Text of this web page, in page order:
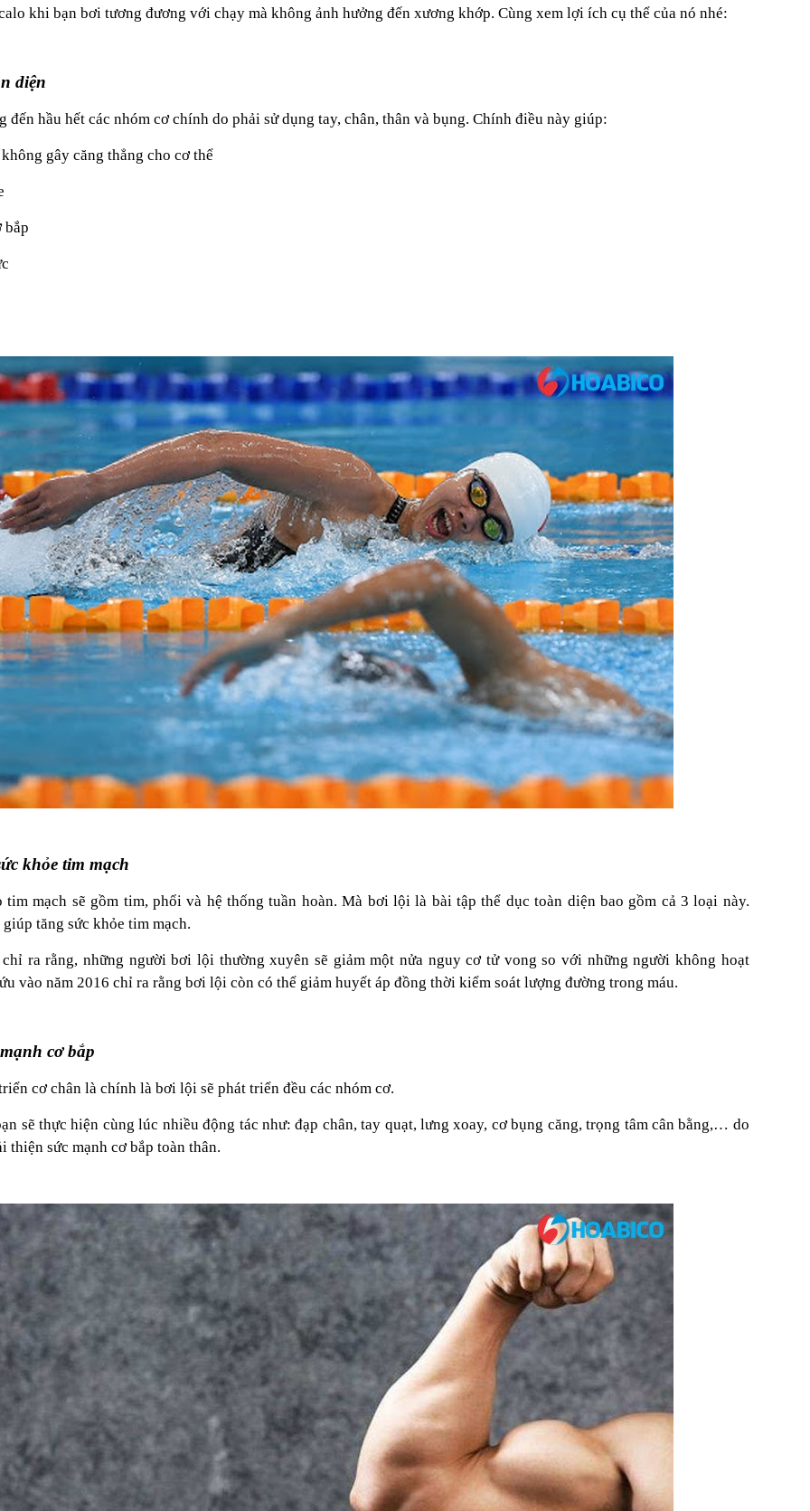
khi bạn bơi tương đương với chạy mà không ảnh hưởng đến xương khớp. Cùng xem lợi ích cụ thể của nó nhé:
diện
đến hầu hết các nhóm cơ chính do phải sử dụng tay, chân, thân và bụng. Chính điều này giúp:
gây căng thẳng cho cơ thể
bắp
khỏe tim mạch
tim mạch sẽ gồm tim, phổi và hệ thống tuần hoàn. Mà bơi lội là bài tập thể dục toàn diện bao gồm cả 3 loại này.
tăng sức khỏe tim mạch.
ra rằng, những người bơi lội thường xuyên sẽ giảm một nửa nguy cơ tử vong so với những người không hoạt
vào năm 2016 chỉ ra rằng bơi lội còn có thể giảm huyết áp đồng thời kiểm soát lượng đường trong máu.
cơ bắp
cơ chân là chính là bơi lội sẽ phát triển đều các nhóm cơ.
sẽ thực hiện cùng lúc nhiều động tác như: đạp chân, tay quạt, lưng xoay, cơ bụng căng, trọng tâm cân bằng,… do
thiện sức mạnh cơ bắp toàn thân.